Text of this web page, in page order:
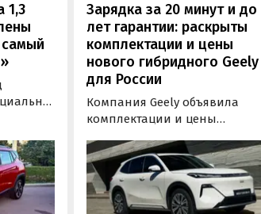
1,3
360
или
Зарядка за 20 минут и
лет гарантии: раскрыты
комплектации и цены
нового гибридного Geely
для России
Компания Geely объявила
комплектации и цены
новой версии EM-R с
установкой
типа. Автомобиль оснащен
инновационной системой